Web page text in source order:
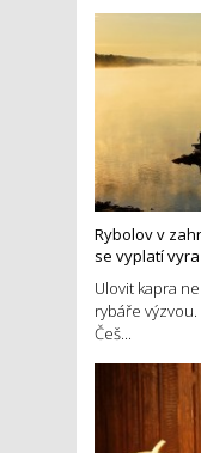
Rybolov v
se vyplatí
Ulovit kapra
rybáře
Češ...